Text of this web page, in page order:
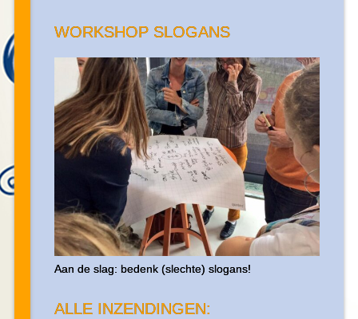
WORKSHOP SLOGANS
Aan de slag: bedenk (slechte) slogans!
ALLE INZENDINGEN: